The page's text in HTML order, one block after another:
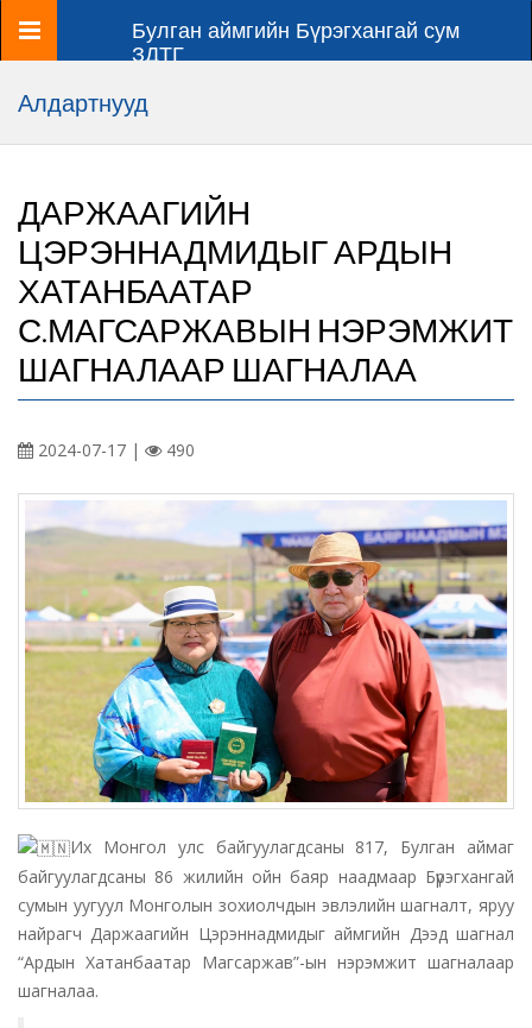
Цэс
Булган аймгийн Бүрэгхангай сум
ЗДТГ
Алдартнууд
ДАРЖААГИЙН
ЦЭРЭННАДМИДЫГ АРДЫН
ХАТАНБААТАР
С.МАГСАРЖАВЫН НЭРЭМЖИТ
ШАГНАЛААР ШАГНАЛАА
2024-07-17 | 490
Их Монгол улс байгуулагдсаны 817, Булган аймаг
байгуулагдсаны 86 жилийн ойн баяр наадмаар Бүрэгхангай
сумын уугуул Монголын зохиолчдын эвлэлийн шагналт, яруу
найрагч Даржаагийн Цэрэннадмидыг аймгийн Дээд шагнал
“Ардын Хатанбаатар Магсаржав”-ын нэрэмжит шагналаар
шагналаа.